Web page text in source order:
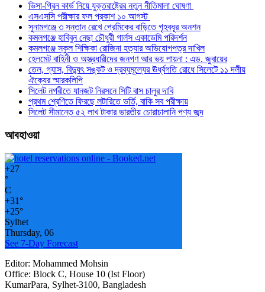
ভিসা-গ্রিন কার্ড নিয়ে যুক্তরাষ্ট্রের নতুন নীতিমালা ঘোষণা
এসএসসি পরীক্ষার ফল প্রকাশ ১০ আগস্ট
সুনামগঞ্জে ৩ সন্তান রেখে প্রেমিকের বাড়িতে গৃহবধূর অনশন
কমলগঞ্জে হাবিবুন নেছা চৌধুরী গার্লস একাডেমি পরিদর্শন
কমলগঞ্জে স্কুল শিক্ষিকা রোজিনা হত্যার অভিযোগপত্র দাখিল
হেলমেট বাহিনী ও অস্ত্রধারীদের জনগণ আর ভয় পায়না : এড. জুবায়ের
তেল, গ্যাস, বিদ্যুৎ সঙ্কট ও দ্রব্যমূল্যের ঊর্ধ্বগতি রোধে সিলেটে ১১ দলীয়
ঐক্যের স্মারকলিপি
সিলেট নগরীতে যানজট নিরসনে সিটি বাস চালুর দাবি
প্রথম শ্রেণিতে ফিরছে লটারিতে ভর্তি, বাকি সব পরীক্ষায়
সিলেট সীমান্তে ৫২ লাখ টাকার ভারতীয় চোরাচালানি পণ্য জব্দ
আবহাওয়া
+27
°
C
+31°
+25°
Sylhet
Thursday, 06
See 7-Day Forecast
Editor: Mohammed Mohsin
Office: Block C, House 10 (Ist Floor)
KumarPara, Sylhet-3100, Bangladesh